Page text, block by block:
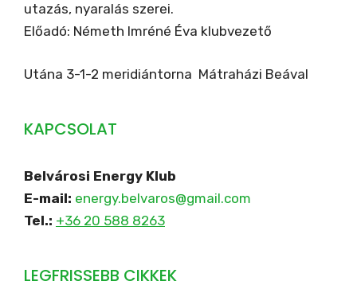
utazás, nyaralás szerei.
Előadó: Németh Imréné Éva klubvezető
Utána 3-1-2 meridiántorna Mátraházi Beával
KAPCSOLAT
Belvárosi Energy Klub
E-mail: energy.belvaros@gmail.com
Tel.: +36 20 588 8263
LEGFRISSEBB CIKKEK